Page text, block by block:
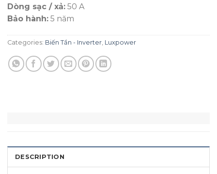
Dòng sạc / xả: 50 A
Bảo hành: 5 năm
Categories: Biến Tần - Inverter Luxpower
DESCRIPTION